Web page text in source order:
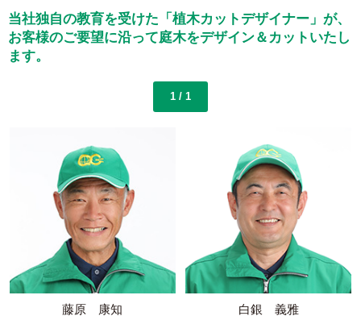
当社独自の教育を受けた「植木カットデザイナー」が、
お客様のご要望に沿って庭木をデザイン＆カットいたし
ます。
1 / 1
藤原 康知 白銀 義雅